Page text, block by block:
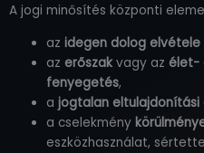
A jogi minősítés központi
azidegen dolog
az erőszakvagy az élet-
fenyegetés,
ajogtalan eltulajdonítási
a cselekmény
eszközhasználat,